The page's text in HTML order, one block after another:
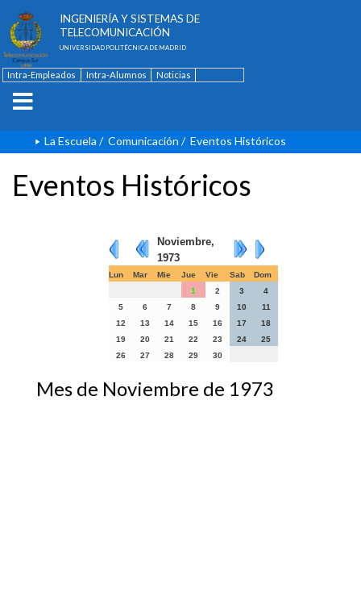
INGENIERÍA Y SISTEMAS DE
TELECOMUNICACIÓN
UNIVERSIDAD POLITÉCNICA DE MADRID
Intra-Empleados Intra-Alumnos
Noticias
La Escuela / Comunicación / Eventos Históricos
Eventos Históricos
Noviembre,
1973
Lun Mar Mie Jue Vie Sab
Dom
1
2 3
4
5
6 7 8 9 10
11
12
13 14 15 16 17
18
19
20 21 22 23 24
25
26
27 28 29 30
Mes de Noviembre de 1973